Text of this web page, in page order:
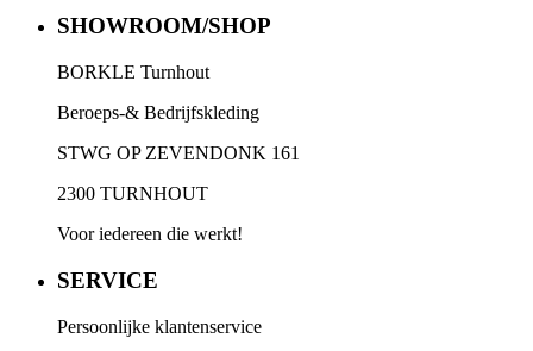
SHOWROOM/SHOP
BORKLE Turnhout
Beroeps-& Bedrijfskleding
STWG OP ZEVENDONK 161
2300 TURNHOUT
Voor iedereen die werkt!
SERVICE
Persoonlijke klantenservice